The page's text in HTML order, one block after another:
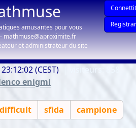
amusantes pour vous
mathmuse@aproximite.fr
et administrateur du site
(CEST)
| visiteurs: 858
enigmi
difficult sfida campione